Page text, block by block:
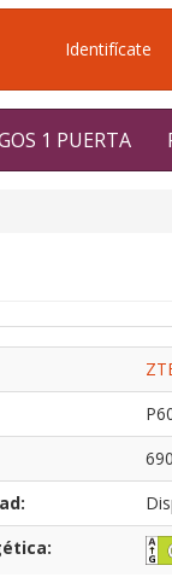
Identifícate
1 PUERTA